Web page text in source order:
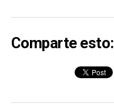
Comparte esto: